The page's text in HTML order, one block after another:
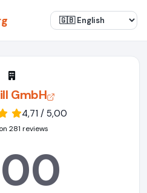
GmbH
4,71 / 5,00
281 reviews